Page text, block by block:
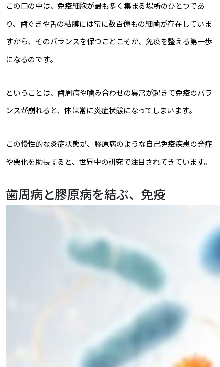
この口の中は、免疫細胞が最も多く集まる場所のひとつであ
り、歯ぐきや舌の粘膜には常に数百億もの細菌が存在していま
すから、そのバランスを保つことこそが、免疫を整える第一歩
になるのです。
ということは、歯周病や噛み合わせの異常が起きて免疫のバラ
ンスが崩れると、体は常に炎症状態になってしまいます。
この慢性的な炎症状態が、膠原病のような自己免疫疾患の発症
や悪化を助長すると、世界中の研究で注目されてきています。
歯周病と膠原病を結ぶ、免疫